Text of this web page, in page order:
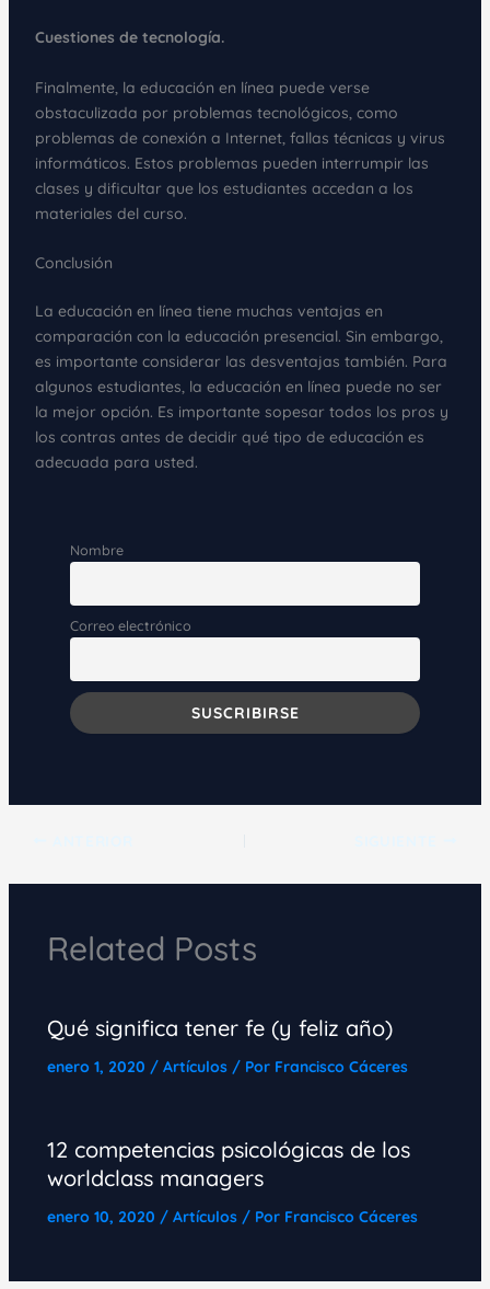
Cuestiones de tecnología.
Finalmente, la educación en línea puede verse
obstaculizada por problemas tecnológicos, como
problemas de conexión a Internet, fallas técnicas y virus
informáticos. Estos problemas pueden interrumpir las
clases y dificultar que los estudiantes accedan a los
materiales del curso.
Conclusión
La educación en línea tiene muchas ventajas en
comparación con la educación presencial. Sin embargo,
es importante considerar las desventajas también. Para
algunos estudiantes, la educación en línea puede no ser
la mejor opción. Es importante sopesar todos los pros y
los contras antes de decidir qué tipo de educación es
adecuada para usted.
Nombre
Correo electrónico
Related Posts
Qué significa tener fe (y feliz año)
enero 1, 2020 / Artículos/ Por Francisco Cáceres
12 competencias psicológicas de los
worldclass managers
enero 10, 2020 / Artículos/ Por Francisco Cáceres